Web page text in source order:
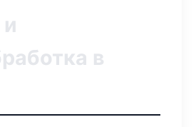
в